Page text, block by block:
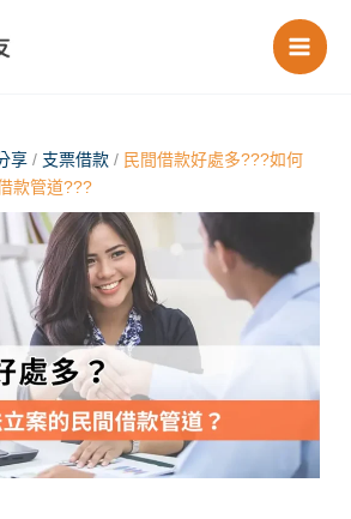
享 / 支票借款 / 民間借款好處多???如何
款管道???